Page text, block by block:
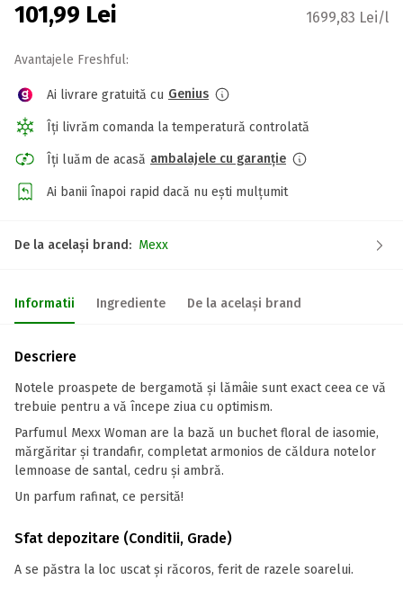
101,99 Lei 1699,83 Lei/l
Avantajele Freshful:
Ai livrare gratuită cu Genius
Îți livrăm comanda la temperatură controlată
Îți luăm de acasă ambalajele cu garanție
Ai banii înapoi rapid dacă nu ești mulțumit
De la același brand: Mexx
Informatii Ingrediente De la același brand
Descriere
Notele proaspete de bergamotă și lămâie sunt exact ceea ce vă
trebuie pentru a vă începe ziua cu optimism.
Parfumul Mexx Woman are la bază un buchet floral de iasomie,
mărgăritar și trandafir, completat armonios de căldura notelor
lemnoase de santal, cedru și ambră.
Un parfum rafinat, ce persită!
Sfat depozitare (Conditii, Grade)
A se păstra la loc uscat și răcoros, ferit de razele soarelui.